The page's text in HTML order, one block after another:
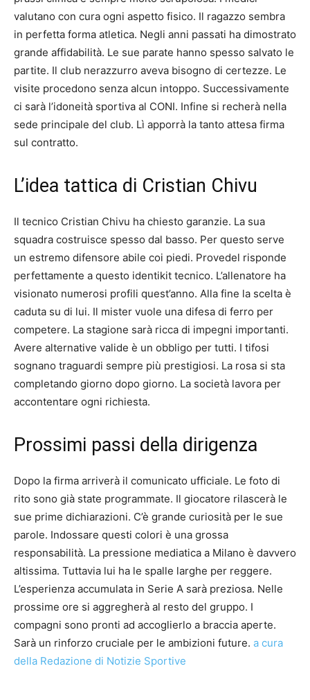
valutano con cura ogni aspetto fisico. Il ragazzo sembra
in perfetta forma atletica. Negli anni passati ha dimostrato
grande affidabilità. Le sue parate hanno spesso salvato le
partite. Il club nerazzurro aveva bisogno di certezze. Le
visite procedono senza alcun intoppo. Successivamente
ci sarà l’idoneità sportiva al CONI. Infine si recherà nella
sede principale del club. Lì apporrà la tanto attesa firma
sul contratto.
L’idea tattica di Cristian Chivu
Il tecnico Cristian Chivu ha chiesto garanzie. La sua
squadra costruisce spesso dal basso. Per questo serve
un estremo difensore abile coi piedi. Provedel risponde
perfettamente a questo identikit tecnico. L’allenatore ha
visionato numerosi profili quest’anno. Alla fine la scelta è
caduta su di lui. Il mister vuole una difesa di ferro per
competere. La stagione sarà ricca di impegni importanti.
Avere alternative valide è un obbligo per tutti. I tifosi
sognano traguardi sempre più prestigiosi. La rosa si sta
completando giorno dopo giorno. La società lavora per
accontentare ogni richiesta.
Prossimi passi della dirigenza
Dopo la firma arriverà il comunicato ufficiale. Le foto di
rito sono già state programmate. Il giocatore rilascerà le
sue prime dichiarazioni. C’è grande curiosità per le sue
parole. Indossare questi colori è una grossa
responsabilità. La pressione mediatica a Milano è davvero
altissima. Tuttavia lui ha le spalle larghe per reggere.
L’esperienza accumulata in Serie A sarà preziosa. Nelle
prossime ore si aggregherà al resto del gruppo. I
compagni sono pronti ad accoglierlo a braccia aperte.
Sarà un rinforzo cruciale per le ambizioni future. a cura
della Redazione di Notizie Sportive